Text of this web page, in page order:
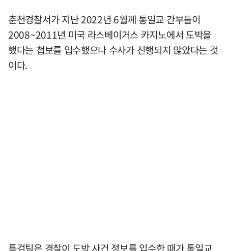
춘천경찰서가 지난 2022년 6월께 통일교 간부들이
2008~2011년 미국 라스베이거스 카지노에서 도박을
했다는 첩보를 입수했으나 수사가 진행되지 않았다는 것
이다.
특검팀은 경찰이 도박 사건 정보를 입수한 때가 통일교